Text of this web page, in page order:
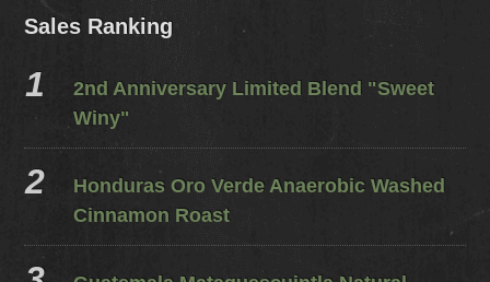
Sales Ranking
2nd Anniversary Limited Blend "Sweet
Winy"
Honduras Oro Verde Anaerobic Washed
Cinnamon Roast